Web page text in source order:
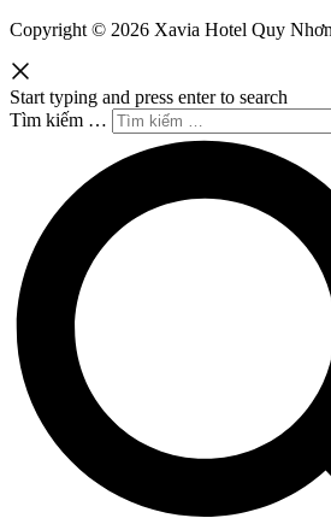
Copyright © 2026 Xavia Hotel Quy
Start typing and press enter to search
Tìm kiếm …